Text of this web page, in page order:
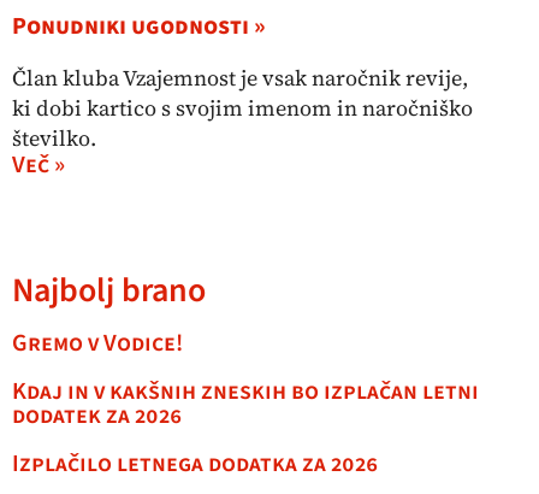
Ponudniki ugodnosti »
Član kluba Vzajemnost je vsak naročnik revije,
ki dobi kartico s svojim imenom in naročniško
številko.
Več »
Najbolj brano
Gremo v Vodice!
Kdaj in v kakšnih zneskih bo izplačan letni
dodatek za 2026
Izplačilo letnega dodatka za 2026